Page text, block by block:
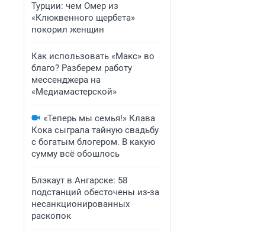
Турции: чем Омер из
«Клюквенного щербета»
покорил женщин
Как использовать «Макс» во
благо? Разберем работу
мессенджера на
«Медиамастерской»
«Теперь мы семья!» Клава
Кока сыграла тайную свадьбу
с богатым блогером. В какую
сумму всё обошлось
Блэкаут в Ангарске: 58
подстанций обесточены из-за
несанкционированных
раскопок